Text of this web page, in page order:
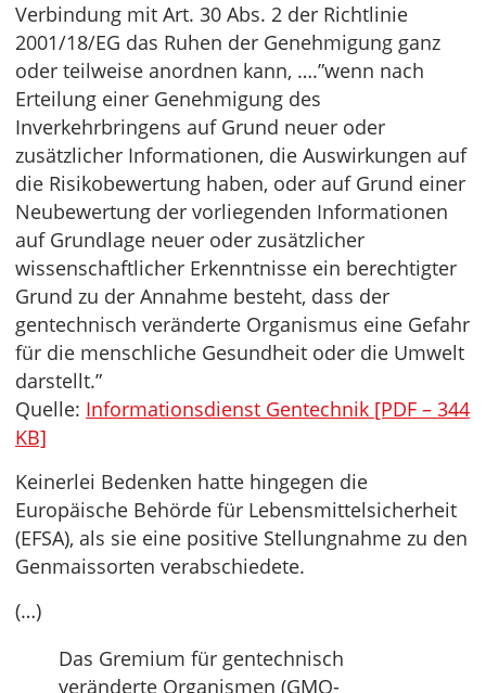
Verbindung mit Art. 30 Abs. 2 der Richtlinie
2001/18/EG das Ruhen der Genehmigung ganz
oder teilweise anordnen kann, ….”wenn nach
Erteilung einer Genehmigung des
Inverkehrbringens auf Grund neuer oder
zusätzlicher Informationen, die Auswirkungen auf
die Risikobewertung haben, oder auf Grund einer
Neubewertung der vorliegenden Informationen
auf Grundlage neuer oder zusätzlicher
wissenschaftlicher Erkenntnisse ein berechtigter
Grund zu der Annahme besteht, dass der
gentechnisch veränderte Organismus eine Gefahr
für die menschliche Gesundheit oder die Umwelt
darstellt.”
Quelle: Informationsdienst Gentechnik [PDF – 344
KB]
Keinerlei Bedenken hatte hingegen die
Europäische Behörde für Lebensmittelsicherheit
(EFSA), als sie eine positive Stellungnahme zu den
Genmaissorten verabschiedete.
(…)
Das Gremium für gentechnisch
veränderte Organismen (GMO-